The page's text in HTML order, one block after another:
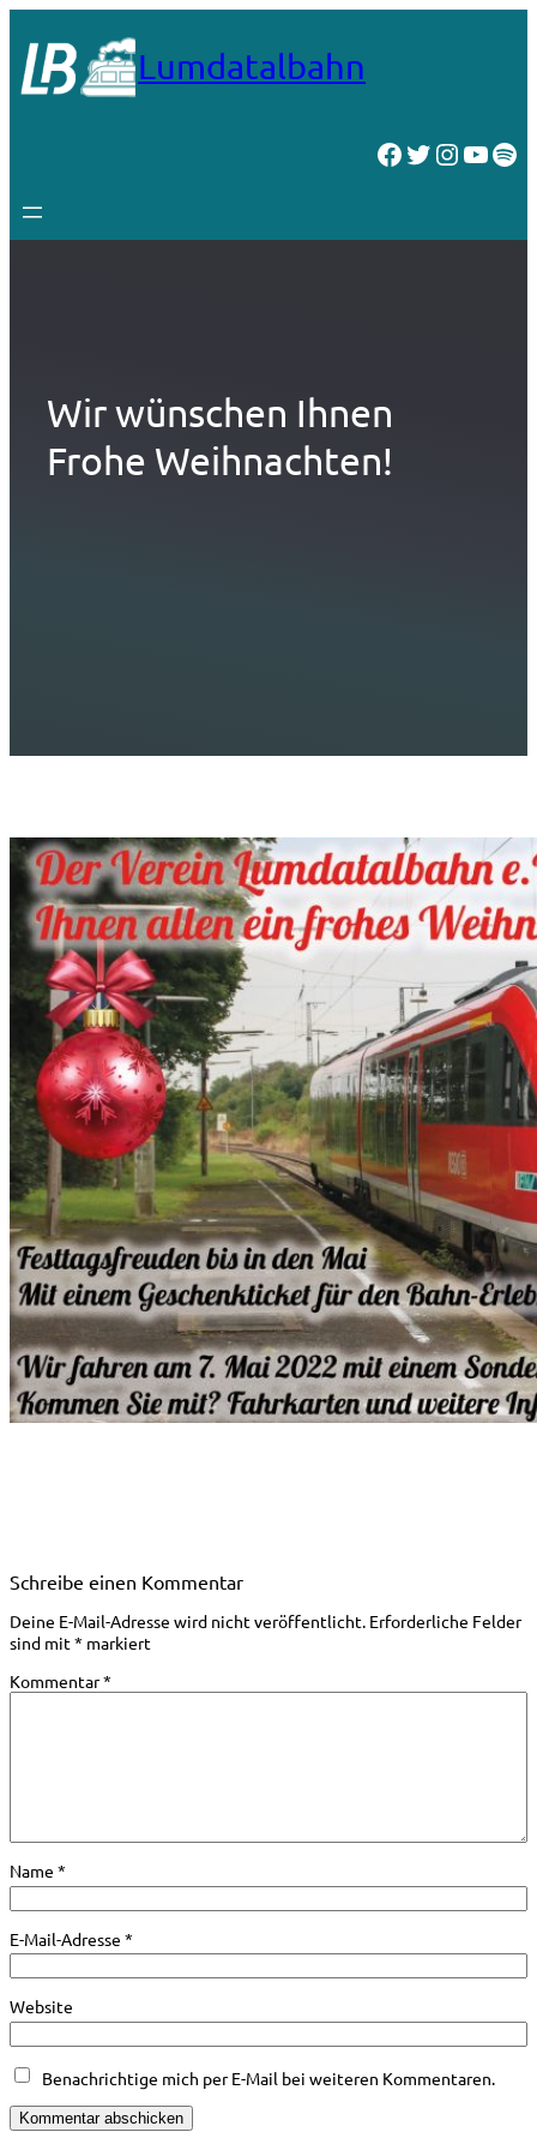
Inhalt
springen
Lumdatalbahn
Facebook
Twitter
Wir wünschen Ihnen
Frohe Weihnachten!
Schreibe einen Kommentar
Deine E-Mail-Adresse wird nicht veröffentlicht. Erforderliche Felder
sind mit* markiert
Kommentar*
Name *
E-Mail-Adresse *
Website
Benachrichtige mich per E-Mail bei weiteren Kommentaren.